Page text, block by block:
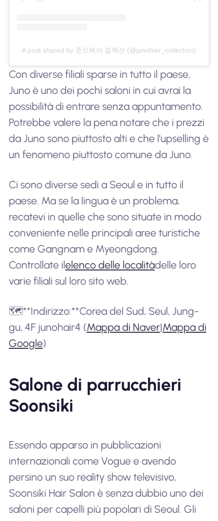
A post shared by 준오헤어 컬렉션 (@junohair_collection)
Con diverse filiali sparse in tutto il paese,
Juno è uno dei pochi saloni in cui avrai la
possibilità di entrare senza appuntamento.
Potrebbe valere la pena notare che i prezzi
da Juno sono piuttosto alti e che l'upselling è
un fenomeno piuttosto comune da Juno.
Ci sono diverse sedi a Seoul e in tutto il
paese. Ma se la lingua è un problema,
recatevi in quelle che sono situate in modo
conveniente nelle principali aree turistiche
come Gangnam e Myeongdong.
Controllate ilelenco delle localitàdelle loro
varie filiali sul loro sito web.
🗺️**Indirizzo:**Corea del Sud, Seul, Jung-
gu, 4F junohair4 (Mappa di Naver|Mappa di
Google)
Salone di parrucchieri
Soonsiki
Essendo apparso in pubblicazioni
internazionali come Vogue e avendo
persino un suo reality show televisivo,
Soonsiki Hair Salon è senza dubbio uno dei
saloni per capelli più popolari di Seoul. Gli